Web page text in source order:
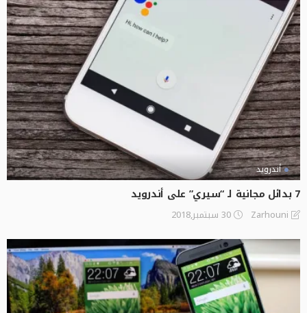
أندرويد
7 بدائل مجانية لـ “سيري” على أندرويد
Zarhouni 30 سبتمبر,2018